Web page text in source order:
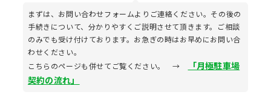
まずは、お問い合わせフォームよりご連絡ください。その後の
手続きについて、分かりやすくご説明させて頂きます。ご相談
のみでも受け付けております。お急ぎの時はお早めにお問い合
わせください。
こちらのページも併せてご覧ください。 →
「月極駐車場
契約の流れ」